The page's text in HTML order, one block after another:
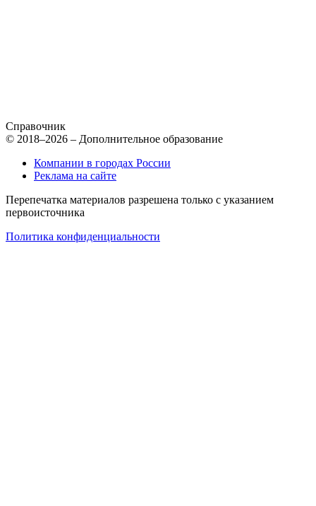
Справочник
© 2018–2026 – Дополнительное образование
Компании в городах России
Реклама на сайте
Перепечатка материалов разрешена только с указанием
первоисточника
Политика конфиденциальности